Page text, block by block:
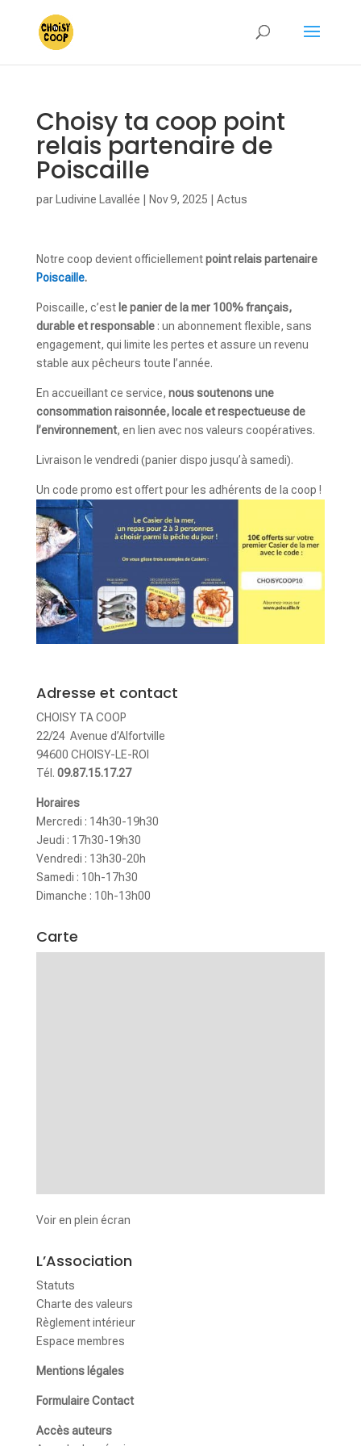
Choisy ta coop point
relais partenaire de
Poiscaille
par Ludivine Lavallée Nov 9, 2025 Actus
Notre coop devient officiellementpoint relais partenaire
Poiscaille.
Poiscaille, c’est le panier de la mer 100% français,
durable et responsable: un abonnement flexible, sans
engagement, qui limite les pertes et assure un revenu
stable aux pêcheurs toute l’année.
En accueillant ce service, nous soutenons une
consommation raisonnée, locale et respectueuse de
l’environnement, en lien avec nos valeurs coopératives.
Livraison le vendredi (panier dispo jusqu’à samedi).
Un code promo est offert pour les adhérents de la coop !
Adresse et contact
CHOISY TA COOP
22/24 Avenue d’Alfortville
94600 CHOISY-LE-ROI
Tél. 09.87.15.17.27
Horaires
Mercredi : 14h30-19h30
Jeudi : 17h30-19h30
Vendredi : 13h30-20h
Samedi : 10h-17h30
Dimanche : 10h-13h00
Carte
Voir en plein écran
L’Association
Statuts
Charte des valeurs
Règlement intérieur
Espace membres
Mentions légales
Formulaire Contact
Accès auteurs